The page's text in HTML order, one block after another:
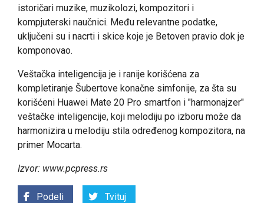
istoričari muzike, muzikolozi, kompozitori i
kompjuterski naučnici. Među relevantne podatke,
uključeni su i nacrti i skice koje je Betoven pravio dok je
komponovao.
Veštačka inteligencija je i ranije korišćena za
kompletiranje Šubertove konačne simfonije, za šta su
korišćeni Huawei Mate 20 Pro smartfon i "harmonajzer"
veštačke inteligencije, koji melodiju po izboru može da
harmonizira u melodiju stila određenog kompozitora, na
primer Mocarta.
Izvor: www.pcpress.rs
Podeli Tvituj